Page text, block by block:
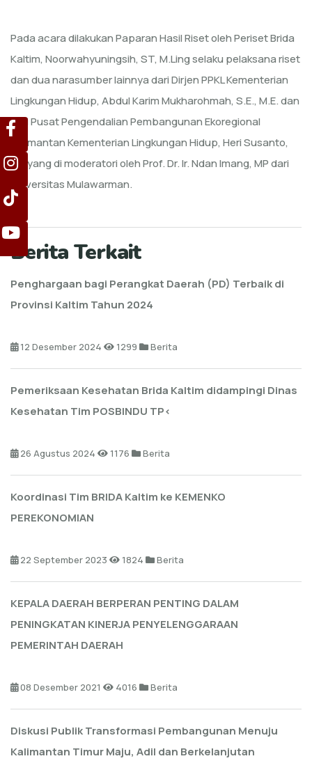
Pada acara dilakukan Paparan Hasil Riset oleh Periset Brida
Kaltim, Noorwahyuningsih, ST, M.Ling selaku pelaksana riset
dan dua narasumber lainnya dari Dirjen PPKL Kementerian
Lingkungan Hidup, Abdul Karim Mukharohmah, S.E., M.E. dan
dari Pusat Pengendalian Pembangunan Ekoregional
Kalimantan Kementerian Lingkungan Hidup, Heri Susanto,
ST yang di moderatori oleh Prof. Dr. Ir. Ndan Imang, MP dari
Universitas Mulawarman.
Berita Terkait
Penghargaan bagi Perangkat Daerah (PD) Terbaik di
Provinsi Kaltim Tahun 2024
12 Desember 2024 1299 Berita
Pemeriksaan Kesehatan Brida Kaltim didampingi Dinas
Kesehatan Tim POSBINDU TP<
26 Agustus 2024 1176 Berita
Koordinasi Tim BRIDA Kaltim ke KEMENKO
PEREKONOMIAN
22 September 2023 1824 Berita
KEPALA DAERAH BERPERAN PENTING DALAM
PENINGKATAN KINERJA PENYELENGGARAAN
PEMERINTAH DAERAH
08 Desember 2021 4016 Berita
Diskusi Publik Transformasi Pembangunan Menuju
Kalimantan Timur Maju, Adil dan Berkelanjutan